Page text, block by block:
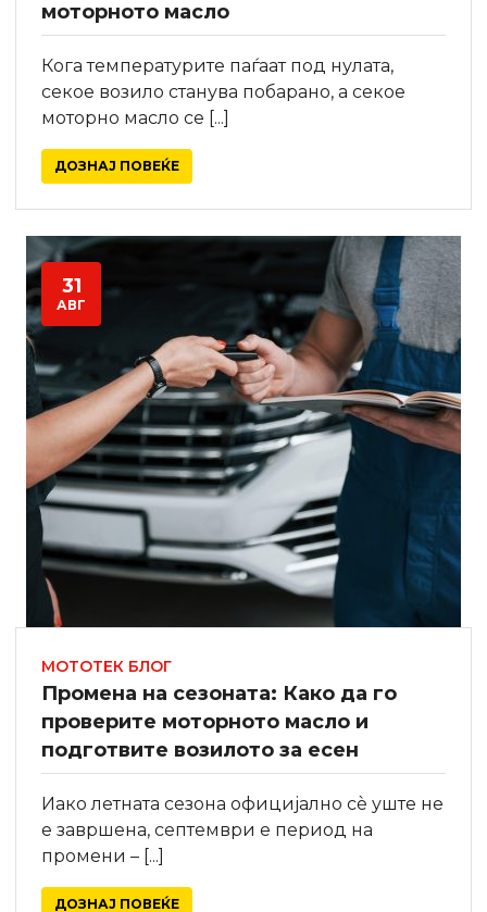
моторното масло
Кога температурите паѓаат под нулата,
секоe возило станува побарано, а секое
моторно масло се [...]
ДОЗНАЈ ПОВЕЌЕ
31
АВГ
МОТОТЕК БЛОГ
Промена на сезоната: Како да го
пpоверите моторното масло и
подготвите возилото за есен
Иако летната сезона официјално сè уште не
е завршена, септември е период на
промени – [...]
ДОЗНАЈ ПОВЕЌЕ